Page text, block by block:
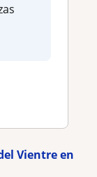
Vientre en